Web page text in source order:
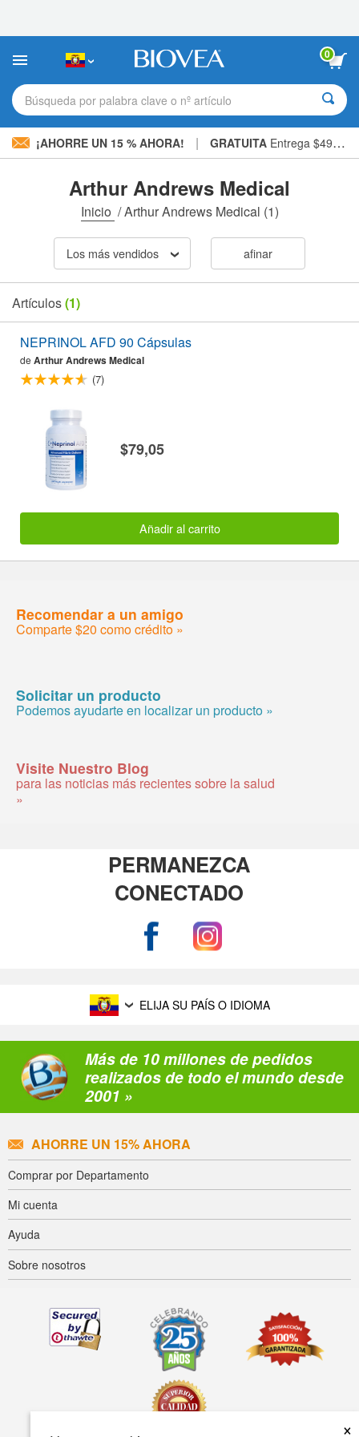
sitio
incluye
sistema
de
0
Búsqueda por palabra clave o nº artículo
¡AHORRE UN 15 % AHORA! | GRATUITA Entrega $49,00 »
×
Arthur Andrews Medical
Inicio /Arthur Andrews Medical (1)
Los más vendidos afinar
Artículos(1)
NEPRINOL AFD 90 Cápsulas
de Arthur Andrews Medical
(7)
$79,05
Añadir al carrito
Recomendar a un amigo
Comparte $20 como crédito »
Solicitar un producto
Podemos ayudarte en localizar un producto »
Visite Nuestro Blog
para las noticias más recientes sobre la salud
»
PERMANEZCA
CONECTADO
ELIJA SU PAÍS O IDIOMA
Más de 10 millones de pedidos
realizados de todo el mundo desde
2001 »
AHORRE UN 15% AHORA
Comprar por Departamento
Mi cuenta
Ayuda
Sobre nosotros